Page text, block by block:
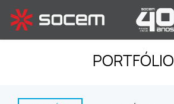
PORTFÓLIO